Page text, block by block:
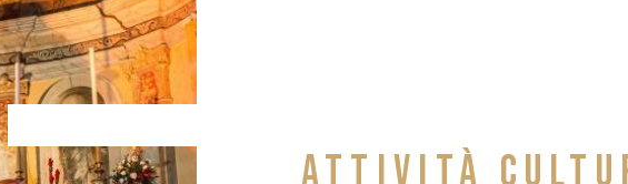
ATTIVITÀ